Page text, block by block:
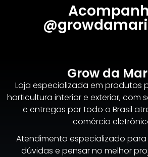
Grow da
Loja especializada em produtos
horticultura interior e exterior, com
e entregas por todo o Brasil
comércio
Atendimento especializado para
dúvidas e pensar no melhor